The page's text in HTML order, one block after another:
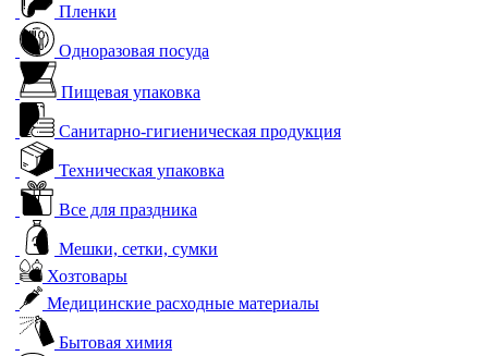
Пленки
Одноразовая посуда
Пищевая упаковка
Санитарно-гигиеническая продукция
Техническая упаковка
Все для праздника
Мешки, сетки, сумки
Хозтовары
Медицинские расходные материалы
Бытовая химия